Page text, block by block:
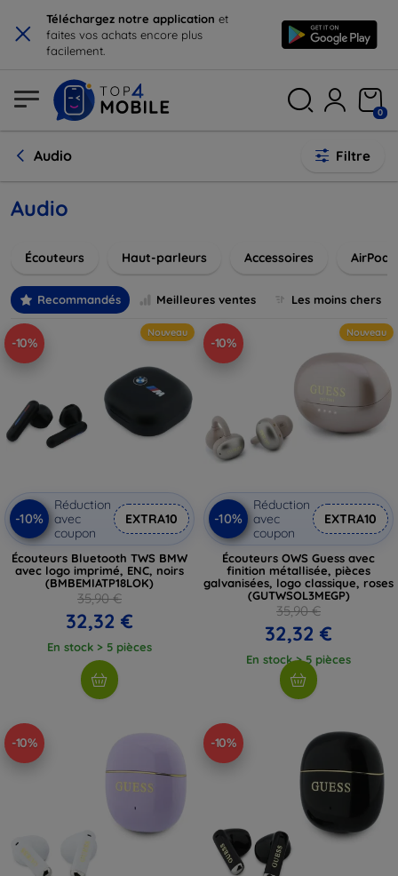
× Téléchargez notre application et
faites vos achats encore plus
facilement.
0
Audio Filtre
Audio
Écouteurs Haut-parleurs Accessoires
Recommandés Meilleures ventes Les moins chers
-10%
Nouveau
-10%
Réduction
avec
coupon
EXTRA10
Écouteurs Bluetooth TWS BMW
avec logo imprimé, ENC, noirs
(BMBEMIATP18LOK)
35,90 €
32,32 €
En stock > 5 pièces
-10%
Nouveau
-10%
Réduction
avec
coupon
EXTRA10
Écouteurs OWS Guess avec
finition métallisée, pièces
galvanisées, logo classique, roses
(GUTWSOL3MEGP)
35,90 €
32,32 €
En stock > 5 pièces
-10% -10%